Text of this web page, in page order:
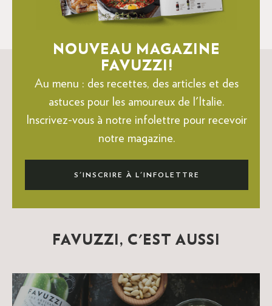
NOUVEAU MAGAZINE
FAVUZZI!
Au menu : des recettes, des articles et des
astuces pour les amoureux de l'Italie.
Inscrivez-vous à notre infolettre pour recevoir
notre magazine.
S'INSCRIRE À L'INFOLETTRE
FAVUZZI, C'EST AUSSI